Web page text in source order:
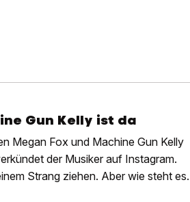
Gun Kelly ist da
Megan Fox und Machine Gun Kelly
der Musiker auf Instagram.
Strang ziehen. Aber wie steht es